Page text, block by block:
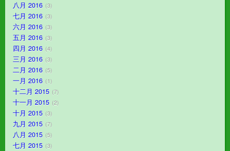
八月 2016 3
七月 2016 3
六月 2016 3
五月 2016 3
四月 2016 4
三月 2016 3
二月 2016 5
一月 2016 1
十二月 2015 7
十一月 2015 2
十月 2015 3
九月 2015 7
八月 2015 5
七月 2015 3